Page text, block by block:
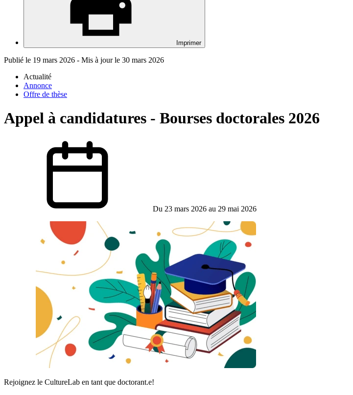
Imprimer
Publié le 19 mars 2026 - Mis à jour le 30 mars 2026
Actualité
Annonce
Offre de thèse
Appel à candidatures - Bourses doctorales 2026
Du 23 mars 2026 au 29 mai 2026
Rejoignez le CultureLab en tant que doctorant.e!